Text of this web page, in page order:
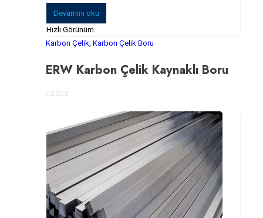
Devamını oku
Hızlı Görünüm
Karbon Çelik, Karbon Çelik Boru
ERW Karbon Çelik Kaynaklı Boru